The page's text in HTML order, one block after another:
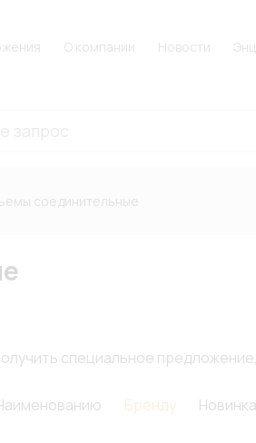
О компании Новости
соединительные
специальное
Бренду Новинка